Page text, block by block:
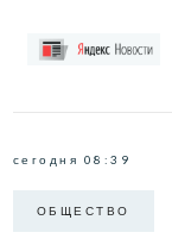
сегодня 08:39
ОБЩЕСТВО